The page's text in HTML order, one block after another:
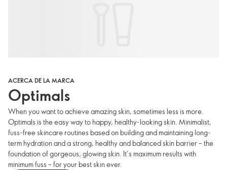
ACERCA DE LA MARCA
Optimals
When you want to achieve amazing skin, sometimes less is more.
Optimals is the easy way to happy, healthy-looking skin. Minimalist,
fuss-free skincare routines based on building and maintaining long-
term hydration and a strong, healthy and balanced skin barrier – the
foundation of gorgeous, glowing skin. It’s maximum results with
minimum fuss – for your best skin ever.